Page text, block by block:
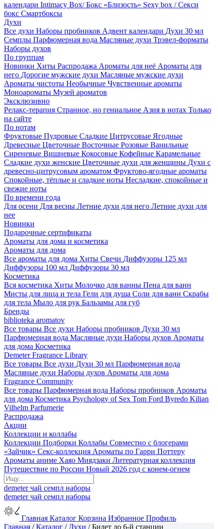
календари Intimacy Box/ Бокс «Близость» Sexy box / Секси
бокс Смартбоксы
Духи
Все духи Наборы пробников Адвент календари Духи 30 мл
Семплы Парфюмерная вода Масляные духи Трэвел-форматы
Наборы духов
По группам
Новинки Хиты Распродажа Ароматы для неё Ароматы для
него Дорогие мужские духи Масляные мужские духи
Ароматы чистоты Необычные Чувственные ароматы
Моноароматы Музей ароматов
Эксклюзивно
Релакс-терапия Странное, но гениальное Азия в нотах Только
на сайте
По нотам
Фруктовые Пудровые Сладкие Цитрусовые Ягодные
Древесные Цветочные Восточные Розовые Ванильные
Сиреневые Вишневые Кокосовые Кофейные Карамельные
Сладкие духи женские Цветочные духи для женщины Духи с
древесно-цитрусовым ароматом Фруктово-ягодные ароматы
Спокойные, тёплые и сладкие ноты Несладкие, спокойные и
свежие ноты
По времени года
Для осени Для весны Летние духи для него Летние духи для
нее
Новинки
Подарочные сертификаты
Ароматы для дома и косметика
Ароматы для дома
Все ароматы для дома Хиты Свечи Диффузоры 125 мл
Диффузоры 100 мл Диффузоры 30 мл
Косметика
Вся косметика Хиты Молочко для ванны Пена для ванн
Мисты для лица и тела Гели для душа Соли для ванн Скрабы
для тела Мыло для рук Бальзамы для губ
Бренды
biblioteka aromatov
Все товары Все духи Наборы пробников Духи 30 мл
Парфюмерная вода Масляные духи Наборы духов Ароматы
для дома Косметика
Demeter Fragrance Library
Все товары Все духи Духи 30 мл Парфюмерная вода
Масляные духи Наборы духов Ароматы для дома
Fragrance Community
Все товары Парфюмерная вода Наборы пробников Ароматы
для дома Косметика Psychology of Sex Tom Ford Byredo Kilian
Vilhelm Parfumerie
Распродажа
Акции
Коллекции и коллабы
Коллекции Подборки Коллабы Совместно с блогерами
«Зайчик» Секс-коллекция Ароматы по Гарри Поттеру
Ароматы аниме Хаяо Миядзаки Литературная коллекция
Путешествие по России Новый 2026 год с конем-огнем
demeterчай семпл наборы
demeterчай семпл наборы
Главная Каталог Корзина Избранное Профиль
Главная /Каталог / Духи /Билет до 6-й станции